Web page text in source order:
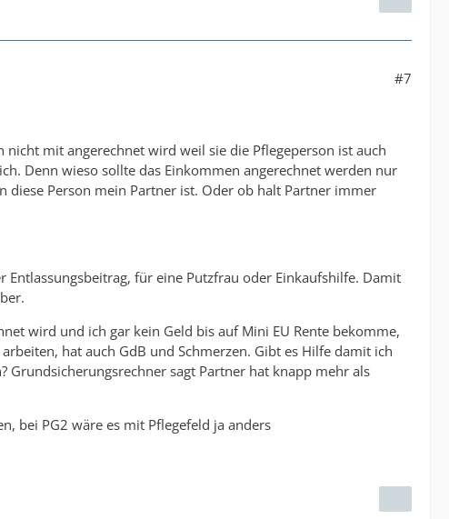
#7
nicht mit angerechnet wird weil sie die Pflegeperson ist auch
Denn wieso sollte das Einkommen angerechnet werden nur
diese Person mein Partner ist. Oder ob halt Partner immer
Entlassungsbeitrag, für eine Putzfrau oder Einkaufshilfe. Damit
wird und ich gar kein Geld bis auf Mini EU Rente bekomme,
hat auch GdB und Schmerzen. Gibt es Hilfe damit ich
sagt Partner hat knapp mehr als
bei PG2 wäre es mit Pflegefeld ja anders